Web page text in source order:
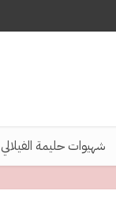
شهيوات حليمة الفيلالي